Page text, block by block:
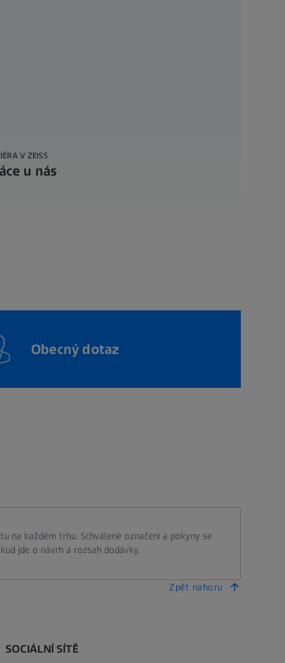
V ZEISS
u nás
Obecný dotaz
na každém trhu. Schválené označení a pokyny se
jde o návrh a rozsah dodávky.
Zpět nahoru
SOCIÁLNÍ SÍTĚ